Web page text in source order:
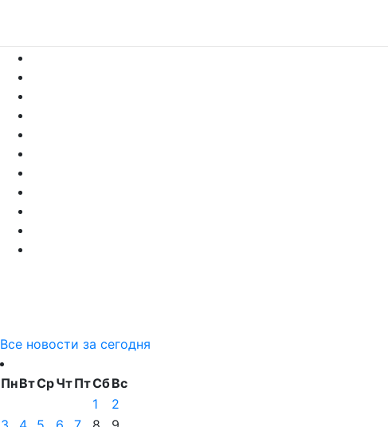
Все новости за сегодня
ПнВтСрЧтПтСбВс
1
2